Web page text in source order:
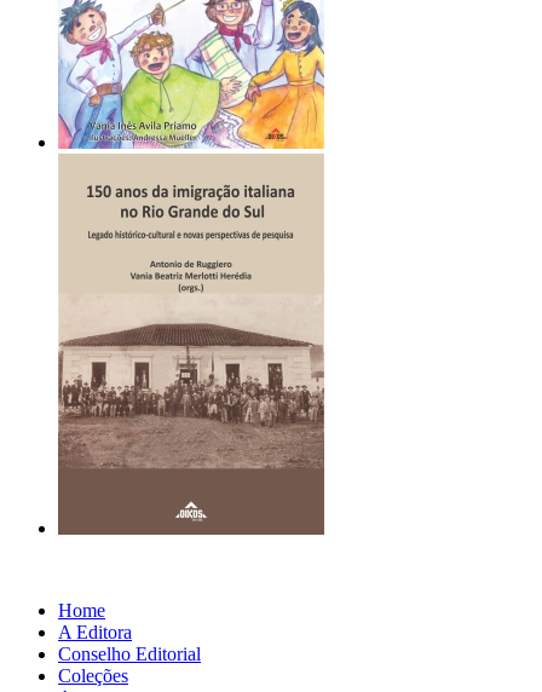
Home
A Editora
Conselho Editorial
Coleções